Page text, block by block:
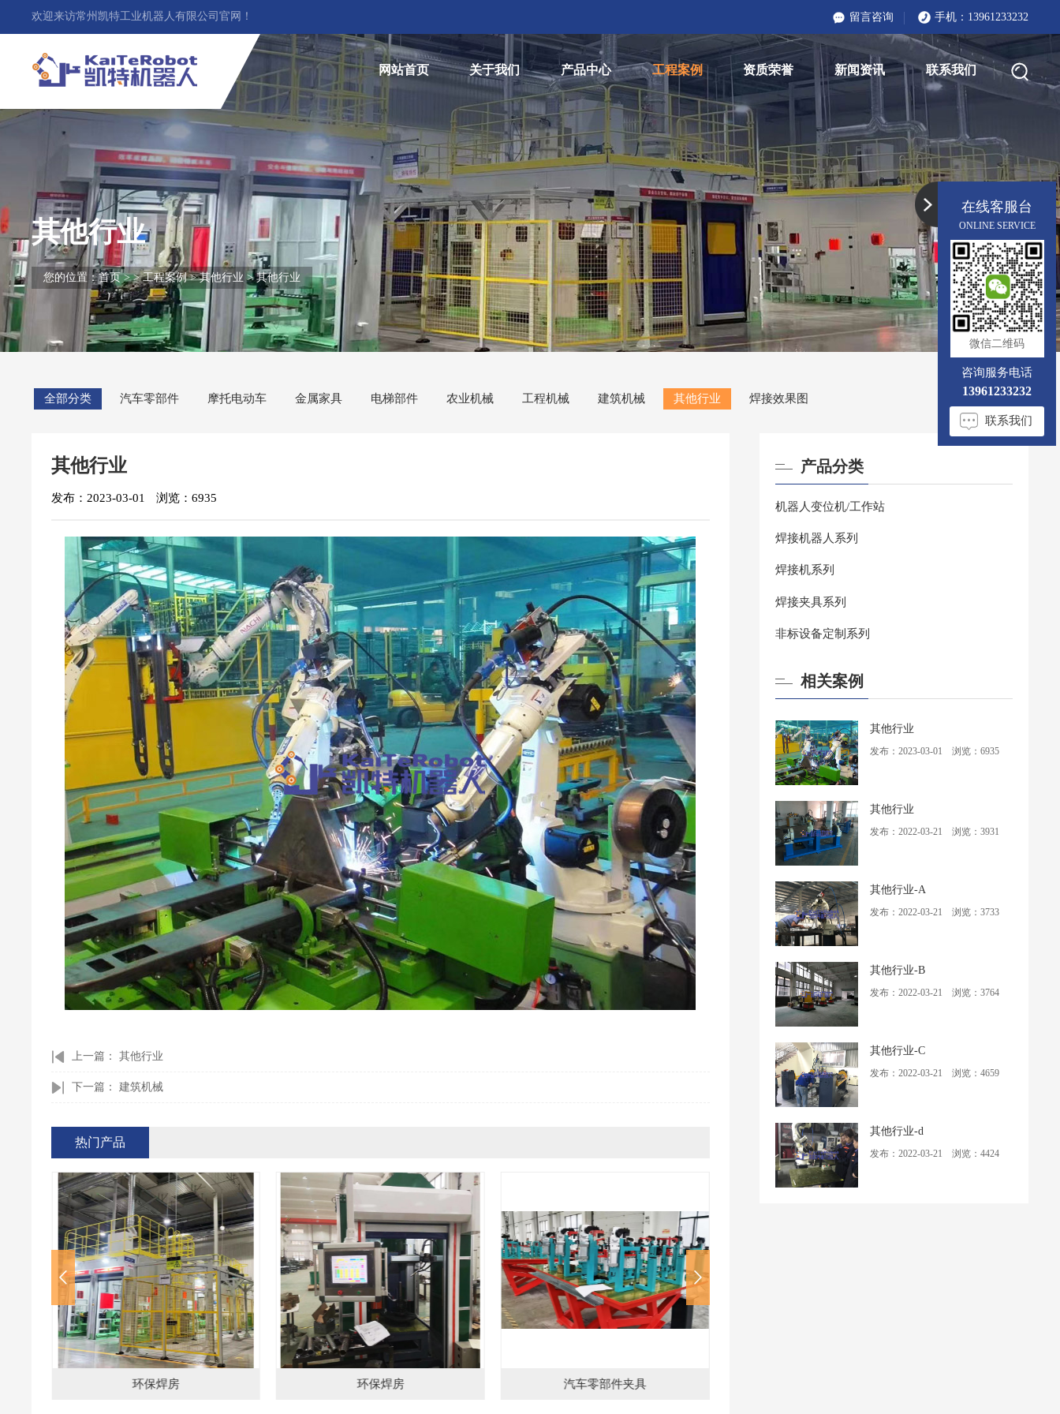
欢迎来访常州凯特工业机器人有限公司官网！ 留言咨询 手机： 13961233232
网站首页 关于我们 产品中心 工程案例 资质荣誉 新闻资讯 联系我们
其他行业
您的位置：首页> >工程案例>其他行业 > 其他行业
全部分类 汽车零部件 摩托电动车 金属家具 电梯部件 农业机械 工程机械 建筑机械 其他行业 焊接效果图
其他行业
发布：2023-03-01 浏览：6935
上一篇：其他行业
下一篇：建筑机械
热门产品
环保焊房 汽车零部件夹具 汽车零部件夹具
产品分类
机器人变位机/工作站
焊接机器人系列
焊接机系列
焊接夹具系列
非标设备定制系列
相关案例
其他行业
发布：2023-03-01 浏览：6935
其他行业
发布：2022-03-21 浏览：3931
其他行业-A
发布：2022-03-21 浏览：3733
其他行业-B
发布：2022-03-21 浏览：3764
其他行业-C
发布：2022-03-21 浏览：4659
其他行业-d
发布：2022-03-21 浏览：4424
在线客服台
ONLINE SERVICE
微信二维码
咨询服务电话
13961233232
联系我们